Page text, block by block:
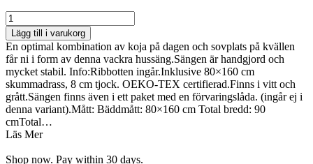
Grå
hussäng
junior
80×160
med
skummadrass
mängd
Lägg till i varukorg
En optimal kombination av koja på dagen och sovplats på kvällen
får ni i form av denna vackra hussäng.Sängen är handgjord och
mycket stabil. Info:Ribbotten ingår.Inklusive 80×160 cm
skummadrass, 8 cm tjock. OEKO-TEX certifierad.Finns i vitt och
grått.Sängen finns även i ett paket med en förvaringslåda. (ingår ej i
denna variant).Mått: Bäddmått: 80×160 cm Total bredd: 90
cmTotal…
Läs Mer
Shop now. Pay within 30 days.